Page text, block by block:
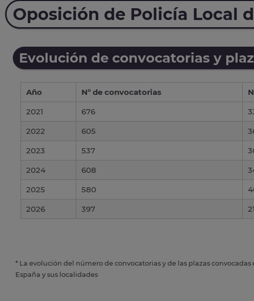
Oposición de Policía Local
Evolución de convocatorias y
Año Nº de convocatorias
2021
676
2022
605
2023
537
2024
608
2025
580
2026
397
* La evolución del número de convocatorias y de las plazas
España y sus localidades